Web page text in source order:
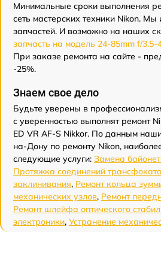
Минимальные сроки выполнения
сеть мастерских техники Nikon.
запчастей. И возможно на наших
запчасть на модель 24-85mm f/3.5-
При заказе ремонта на сайте -
-25%.
Знаем свое дело
Будьте уверены в
с уверенностью выполнят ремонт
ED VR AF-S Nikkor. По данным
на-Дону по ремонту Nikon,
следующие услуги: Замена
Протяжка соединений
заклинивания, Ремонт кольца
механических узлов, Ремонт
Ремонт шлейфа оптического
электроники, Устранение